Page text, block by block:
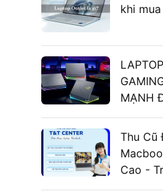
khi
MẠNH
Thu Cũ
Cao -
Center